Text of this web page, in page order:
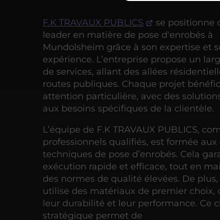
F.K TRAVAUX PUBLICS
se positionne
leader en matière de pose d'enrobés à
Mundolsheim grâce à son expertise et
expérience. L’entreprise propose un
de services, allant des allées
routes publiques. Chaque projet
attention particulière, avec des
aux besoins spécifiques de la clientèle.
L’équipe de F.K TRAVAUX PUBLICS,
professionnels qualifiés, est formée aux
techniques de pose d’enrobés. Cela
exécution rapide et efficace, tout en
des normes de qualité élevées. De
utilise des matériaux de premier choix,
leur durabilité et leur performance. Ce
stratégique permet de